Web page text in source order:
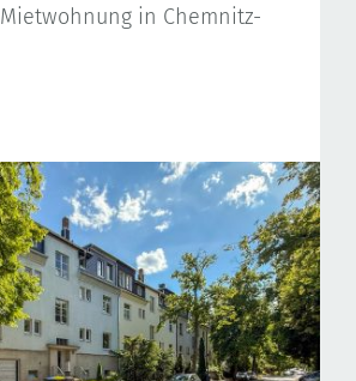
Mietwohnung in Chemnitz-